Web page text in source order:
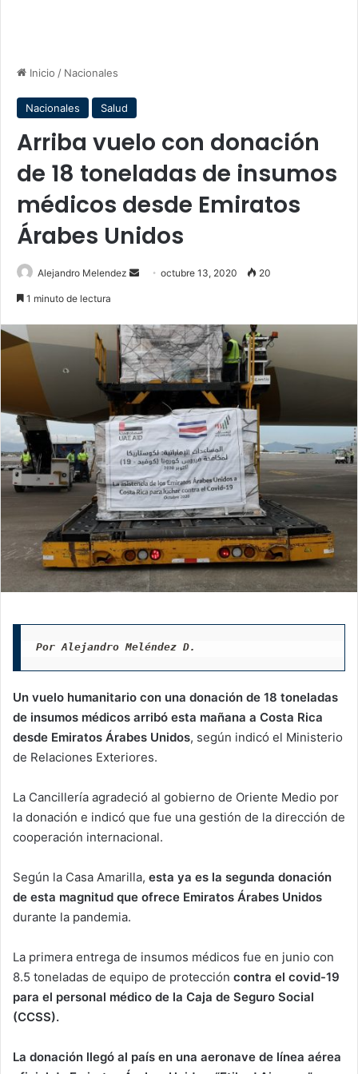
Inicio / Nacionales
Nacionales Salud
Arriba vuelo con donación
de 18 toneladas de insumos
médicos desde Emiratos
Árabes Unidos
Alejandro Melendez
Sendoctubre 13, 2020 20
1 minuto de lectura
Por Alejandro Meléndez D.
Un vuelo humanitario con una donación de 18 toneladas
de insumos médicos arribó esta mañana a Costa Rica
desde Emiratos Árabes Unidos, según indicó el Ministerio
de Relaciones Exteriores.
La Cancillería agradeció al gobierno de Oriente Medio por
la donación e indicó que fue una gestión de la dirección de
cooperación internacional.
Según la Casa Amarilla, esta ya es la segunda donación
de esta magnitud que ofrece Emiratos Árabes Unidos
durante la pandemia.
La primera entrega de insumos médicos fue en junio con
8.5 toneladas de equipo de protección contra el covid-19
para el personal médico de la Caja de Seguro Social
(CCSS).
La donación llegó al país en una aeronave de línea aérea